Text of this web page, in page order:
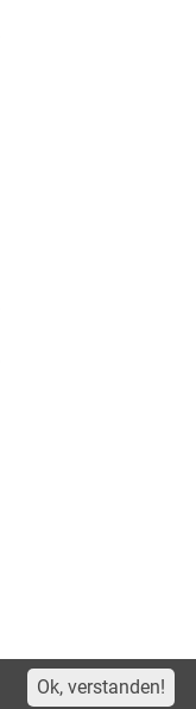
Ok, verstanden!